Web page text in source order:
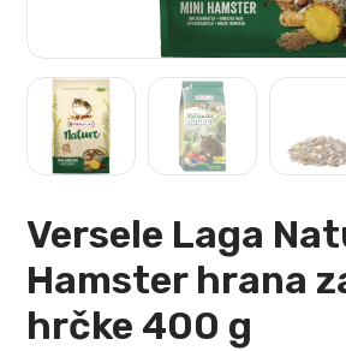
Versele Laga
Hamster hrana
hrčke 400 g